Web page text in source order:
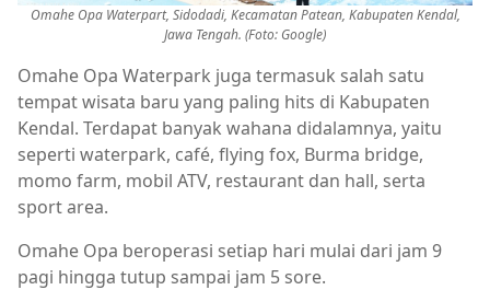
Omahe Opa Waterpart, Sidodadi, Kecamatan Patean, Kabupaten Kendal,
Jawa Tengah. (Foto: Google)
Omahe Opa Waterpark juga termasuk salah satu
tempat wisata baru yang paling hits di Kabupaten
Kendal. Terdapat banyak wahana didalamnya, yaitu
seperti waterpark, café, flying fox, Burma bridge,
momo farm, mobil ATV, restaurant dan hall, serta
sport area.
Omahe Opa beroperasi setiap hari mulai dari jam 9
pagi hingga tutup sampai jam 5 sore.